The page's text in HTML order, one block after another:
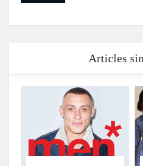
Articles